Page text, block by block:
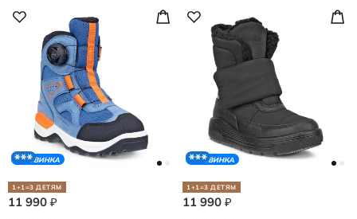
НОВИНКА
1+1=3 ДЕТЯМ
11 990 ₽
НОВИНКА
1+1=3 ДЕТЯМ
11 990 ₽